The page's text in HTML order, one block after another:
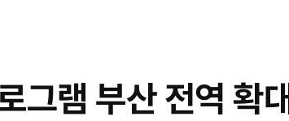
그램 부산 전역 확대